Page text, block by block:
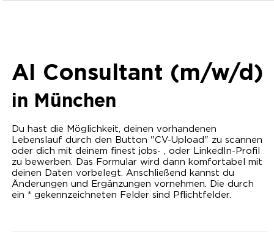
AI Consultant (m/w/d)
in München
Du hast die Möglichkeit, deinen vorhandenen
Lebenslauf durch den Button "CV-Upload" zu scannen
oder dich mit deinem finest jobs- , oder LinkedIn-Profil
zu bewerben. Das Formular wird dann komfortabel mit
deinen Daten vorbelegt. Anschließend kannst du
Änderungen und Ergänzungen vornehmen. Die durch
ein * gekennzeichneten Felder sind Pflichtfelder.